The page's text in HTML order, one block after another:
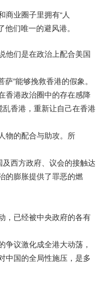
商业圈子里拥有“人
们唯一的避风港。
他们是在政治上配合美国
”能够挽救香港的假象。
香港政治圈中的存在感降
香港，重新让自己在香港
物的配合与助攻。所
西方政府、议会的接触达
的膨胀提供了罪恶的燃
，已经被中央政府的各有
议激化成全港大动荡，
中国的全局性施压，是多